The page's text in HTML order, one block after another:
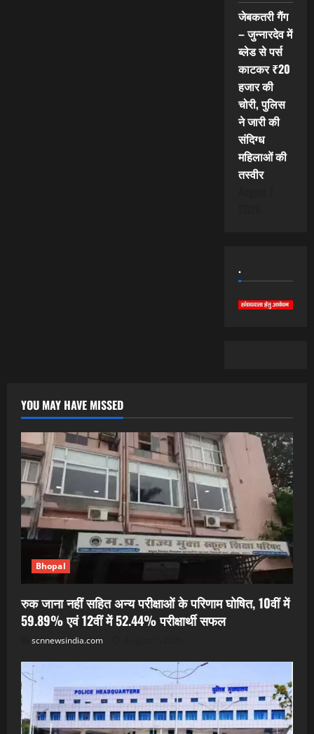
जेबकतरी गैंग
– जुन्नारदेव में
ब्लेड से पर्स
काटकर ₹20
हजार की
चोरी, पुलिस
ने जारी की
संदिग्ध
महिलाओं की
तस्वीर
.
YOU MAY HAVE MISSED
Bhopal
रुक जाना नहीं सहित अन्य परीक्षाओं के परिणाम घोषित, 10वीं में
59.89% एवं 12वीं में 52.44% परीक्षार्थी सफल
scnnewsindia.com